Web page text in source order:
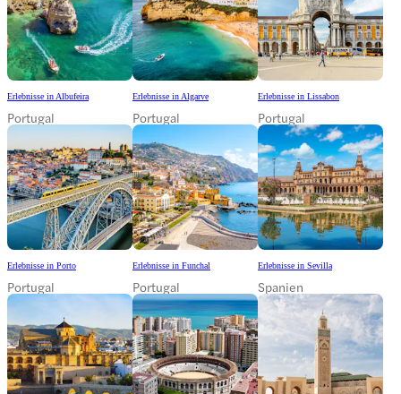
Erlebnisse in Albufeira
Portugal
Erlebnisse in Algarve
Portugal
Erlebnisse in Lissabon
Portugal
Erlebnisse in Porto
Portugal
Erlebnisse in Funchal
Portugal
Erlebnisse in Sevilla
Spanien